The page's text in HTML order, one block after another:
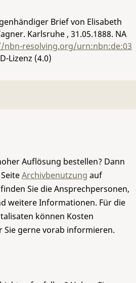
Brief von Elisabeth
Karlsruhe , 31.05.1888. NA
nbn-resolving.org/urn:nbn:de:03
Lizenz (4.0)
Auflösung bestellen? Dann
Archivbenutzung auf
Sie die Ansprechpersonen,
weitere Informationen. Für die
können Kosten
Sie gerne vorab informieren.